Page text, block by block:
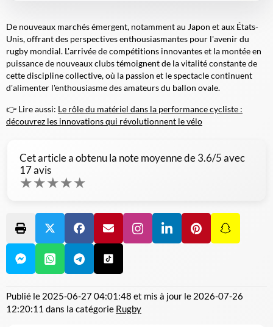
De nouveaux marchés émergent, notamment au Japon et aux États-
Unis, offrant des perspectives enthousiasmantes pour l'avenir du
rugby mondial. L'arrivée de compétitions innovantes et la montée en
puissance de nouveaux clubs témoignent de la vitalité constante de
cette discipline collective, où la passion et le spectacle continuent
d'alimenter l'enthousiasme des amateurs du ballon ovale.
👉 Lire aussi: Le rôle du matériel dans la performance cycliste :
découvrez les innovations qui révolutionnent le vélo
Cet article a obtenu la note moyenne de3.6/5 avec
17avis
★★★★★
Publié le 2025-06-27 04:01:48 et mis à jour le 2026-07-26
12:20:11 dans la catégorie Rugby